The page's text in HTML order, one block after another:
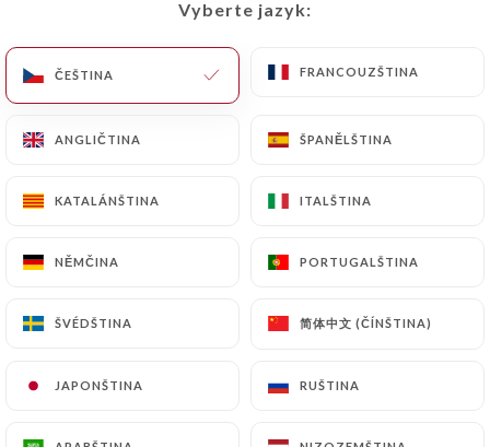
Vyberte jazyk:
ČEŠTINA FRANCOUZŠTINA
ANGLIČTINA ŠPANĚLŠTINA
KATALÁNŠTINA ITALŠTINA
NĚMČINA PORTUGALŠTINA
ŠVÉDŠTINA 简体中文 (ČÍNŠTINA)
JAPONŠTINA RUŠTINA
DOMŮ/KONTAKT
Vyberte jazyk:
ČEŠTINA FRANCOUZŠTINA
ANGLIČTINA ŠPANĚLŠTINA
KATALÁNŠTINA ITALŠTINA
NĚMČINA PORTUGALŠTINA
ŠVÉDŠTINA 简体中文 (ČÍNŠTINA)
JAPONŠTINA RUŠTINA